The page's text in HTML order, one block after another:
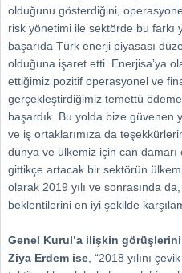
olduğunu gösterdiğini,
risk yönetimi ile sektörde bu farkı
başarıda Türk enerji piyasası
olduğuna işaret etti. Enerjisa’ya
ettiğimiz pozitif operasyonel ve
gerçekleştirdiğimiz temettü
başardık. Bu yolda bize güvenen
ve iş ortaklarımıza da
dünya ve ülkemiz için can
gittikçe artacak bir sektörün
olarak 2019 yılı ve sonrasında
beklentilerini en iyi şekilde
Genel Kurul’a ilişkin
Ziya Erdem ise , “2018 yılını